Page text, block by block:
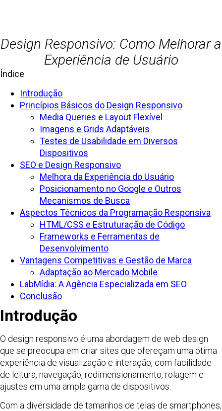
Design Responsivo: Como Melhorar a
Experiência de Usuário
Índice
Introdução
Princípios Básicos do Design Responsivo
Media Queries e Layout Flexível
Imagens e Grids Adaptáveis
Testes de Usabilidade em Diversos
Dispositivos
SEO e Design Responsivo
Melhora da Experiência do Usuário
Posicionamento no Google e Outros
Mecanismos de Busca
Aspectos Técnicos da Programação Responsiva
HTML/CSS e Estruturação de Código
Frameworks e Ferramentas de
Desenvolvimento
Vantagens Competitivas e Gestão de Marca
Adaptação ao Mercado Mobile
LabMídia: A Agência Especializada em SEO
Conclusão
Introdução
O design responsivo é uma abordagem de web design
que se preocupa em criar sites que ofereçam uma ótima
experiência de visualização e interação, com facilidade
de leitura, navegação, redimensionamento, rolagem e
ajustes em uma ampla gama de dispositivos.
Com a diversidade de tamanhos de telas de smartphones,